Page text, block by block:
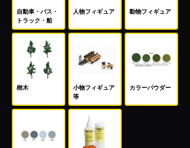
自動車・バス・
トラック・船
人物フィギュア 動物フィギュア
樹木
小物フィギュア
等
カラーパウダー